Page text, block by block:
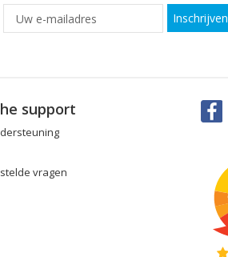
Inschrijven
support
vragen